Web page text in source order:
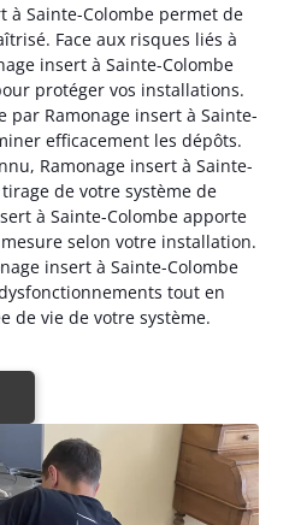
à Sainte-Colombe permet de
Face aux risques liés à
insert à Sainte-Colombe
protéger vos installations.
par Ramonage insert à Sainte-
efficacement les dépôts.
Ramonage insert à Sainte-
de votre système de
à Sainte-Colombe apporte
selon votre installation.
insert à Sainte-Colombe
tout en
de vie de votre système.